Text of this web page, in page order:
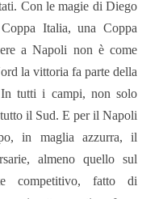
Con le magie di Diego
Italia, una Coppa
a Napoli non è come
la vittoria fa parte della
tutti i campi, non solo
il Sud. E per il Napoli
in maglia azzurra, il
almeno quello sul
competitivo, fatto di